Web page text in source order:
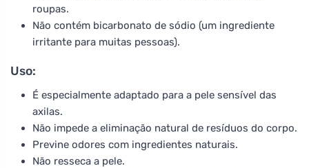
roupas.
Não contém bicarbonato de sódio (um ingrediente
irritante para muitas pessoas).
Uso:
É especialmente adaptado para a pele sensível das
axilas.
Não impede a eliminação natural de resíduos do corpo.
Previne odores com ingredientes naturais.
Não resseca a pele.